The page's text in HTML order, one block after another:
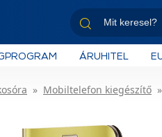
ÁRUHITEL
Mobiltelefon kiegészítő